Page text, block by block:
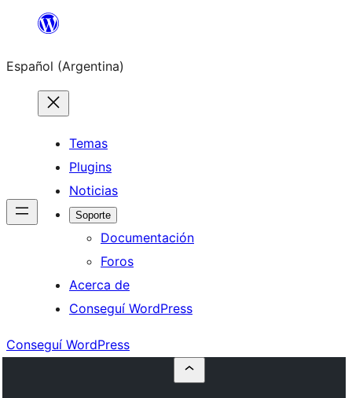
Saltar
contenido
Español (Argentina)
Temas
Plugins
Noticias
Soporte
Documentación
Foros
Acerca de
Conseguí WordPress
Conseguí WordPress